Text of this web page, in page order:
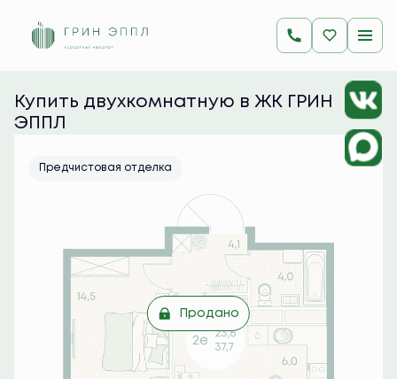
2-комнатная 37.7 м
Цена по запросу
Ипотека от 37 460 руб./мес.
Купить двухкомнатную в ЖК ГРИН
ЭППЛ
Предчистовая отделка
Продано